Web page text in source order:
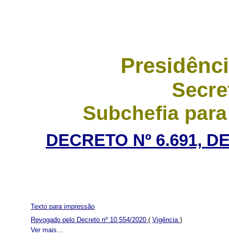
Subchefia
DECRETO Nº 6.691,
Ver mais...
Texto para impressão
Revogado pelo Decreto nº 10.554/2020 ( Vigência )